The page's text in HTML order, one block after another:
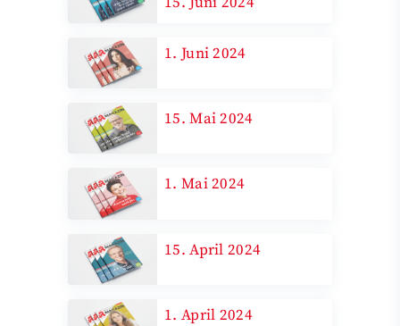
1. Juni 2024
15. Mai 2024
1. Mai 2024
15. April 2024
1. April 2024